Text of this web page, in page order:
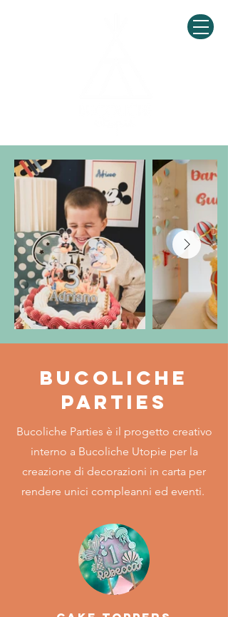
bucoliche
parties
Bucoliche Parties è il progetto creativo
interno a Bucoliche Utopie per la
creazione di decorazioni in carta per
rendere unici compleanni ed eventi.